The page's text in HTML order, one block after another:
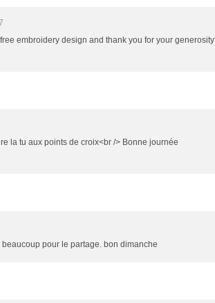
embroidery design and thank you for your generosity
la tu aux points de croix<br /> Bonne journée
pour le partage. bon dimanche